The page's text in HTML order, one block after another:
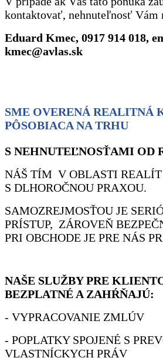
kontaktovať, nehnuteľnosť Vám
Eduard Kmec, 0917 914 018,
kmec@avlas.sk
SME OVERENÁ REALITNÁ
PÔSOBIACA NA TRHU
S NEHNUTEĽNOSŤAMI OD
NÁŠ TÍM V OBLASTI
S DLHOROČNOU PRAXOU.
SAMOZREJMOSŤOU JE
PRÍSTUP, ZÁROVEŇ
PRI OBCHODE JE PRE NÁS
NAŠE SLUŽBY PRE
BEZPLATNÉ A ZAHŔŇAJÚ:
- VYPRACOVANIE ZMLÚV
- POPLATKY SPOJENÉ S
VLASTNÍCKYCH PRÁV